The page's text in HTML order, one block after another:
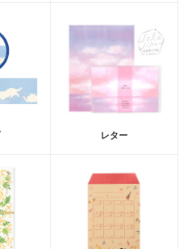
レター